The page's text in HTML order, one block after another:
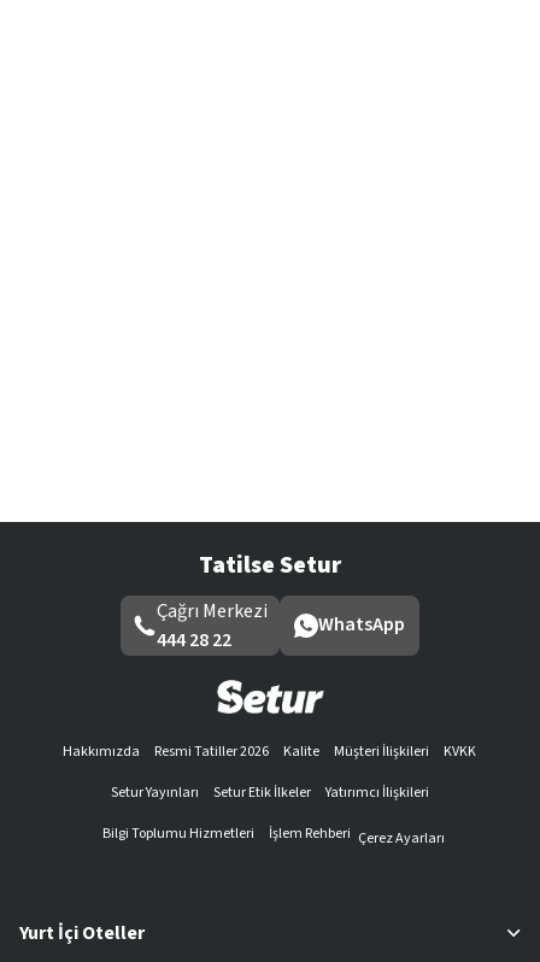
Tatilse Setur
Çağrı Merkezi
444 28 22
WhatsApp
Hakkımızda Resmi Tatiller 2026 Kalite Müşteri İlişkileri
KVKK
Setur Yayınları
Setur Etik İlkeler
Yatırımcı İlişkileri
Bilgi Toplumu Hizmetleri
İşlem Rehberi Çerez Ayarları
Yurt İçi Oteller